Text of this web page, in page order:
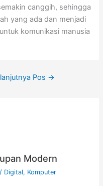
canggih, sehingga
yang ada dan menjadi
komunikasi manusia
Pos →
Modern
/ Digital, Komputer